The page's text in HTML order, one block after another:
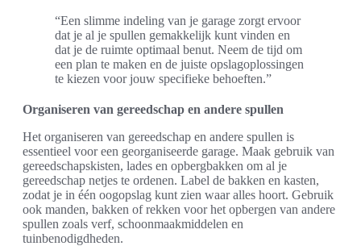
“Een slimme indeling van je garage zorgt ervoor
dat je al je spullen gemakkelijk kunt vinden en
dat je de ruimte optimaal benut. Neem de tijd om
een plan te maken en de juiste opslagoplossingen
te kiezen voor jouw specifieke behoeften.”
Organiseren van gereedschap en andere spullen
Het organiseren van gereedschap en andere spullen is
essentieel voor een georganiseerde garage. Maak gebruik van
gereedschapskisten, lades en opbergbakken om al je
gereedschap netjes te ordenen. Label de bakken en kasten,
zodat je in één oogopslag kunt zien waar alles hoort. Gebruik
ook manden, bakken of rekken voor het opbergen van andere
spullen zoals verf, schoonmaakmiddelen en
tuinbenodigdheden.